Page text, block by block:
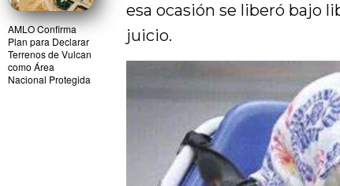
AMLO Confirma
Plan para Declarar
Terrenos de Vulcan
como Área
Nacional Protegida
esa ocasión se liberó bajo
juicio.